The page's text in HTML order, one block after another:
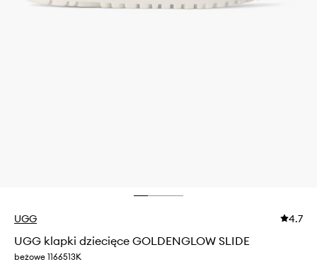
UGG 4.7
UGG klapki dziecięce GOLDENGLOW SLIDE
beżowe 1166513K